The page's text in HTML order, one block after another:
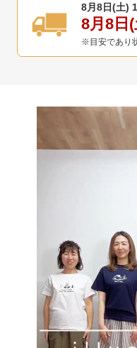
8月8日(土)
8月8日
※目安であり